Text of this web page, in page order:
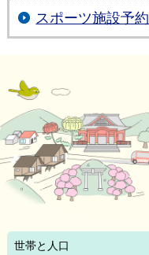
スポーツ施設予約